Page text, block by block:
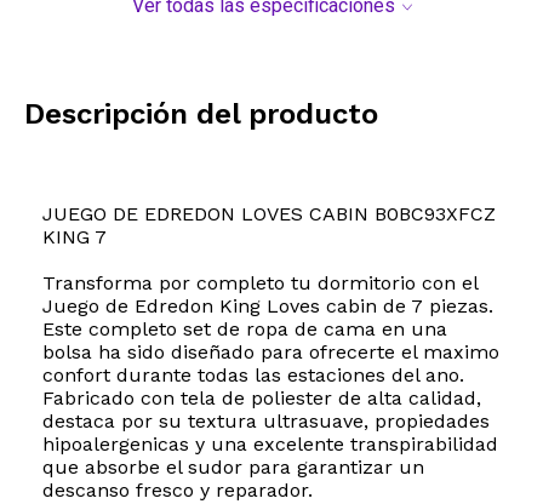
Ver todas las especificaciones
Descripción del producto
JUEGO DE EDREDON LOVES CABIN B0BC93XFCZ
KING 7
Transforma por completo tu dormitorio con el
Juego de Edredon King Loves cabin de 7 piezas.
Este completo set de ropa de cama en una
bolsa ha sido diseñado para ofrecerte el maximo
confort durante todas las estaciones del ano.
Fabricado con tela de poliester de alta calidad,
destaca por su textura ultrasuave, propiedades
hipoalergenicas y una excelente transpirabilidad
que absorbe el sudor para garantizar un
descanso fresco y reparador.